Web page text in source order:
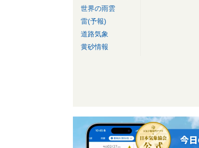
世界の雨雲
雷(予報)
道路気象
黄砂情報